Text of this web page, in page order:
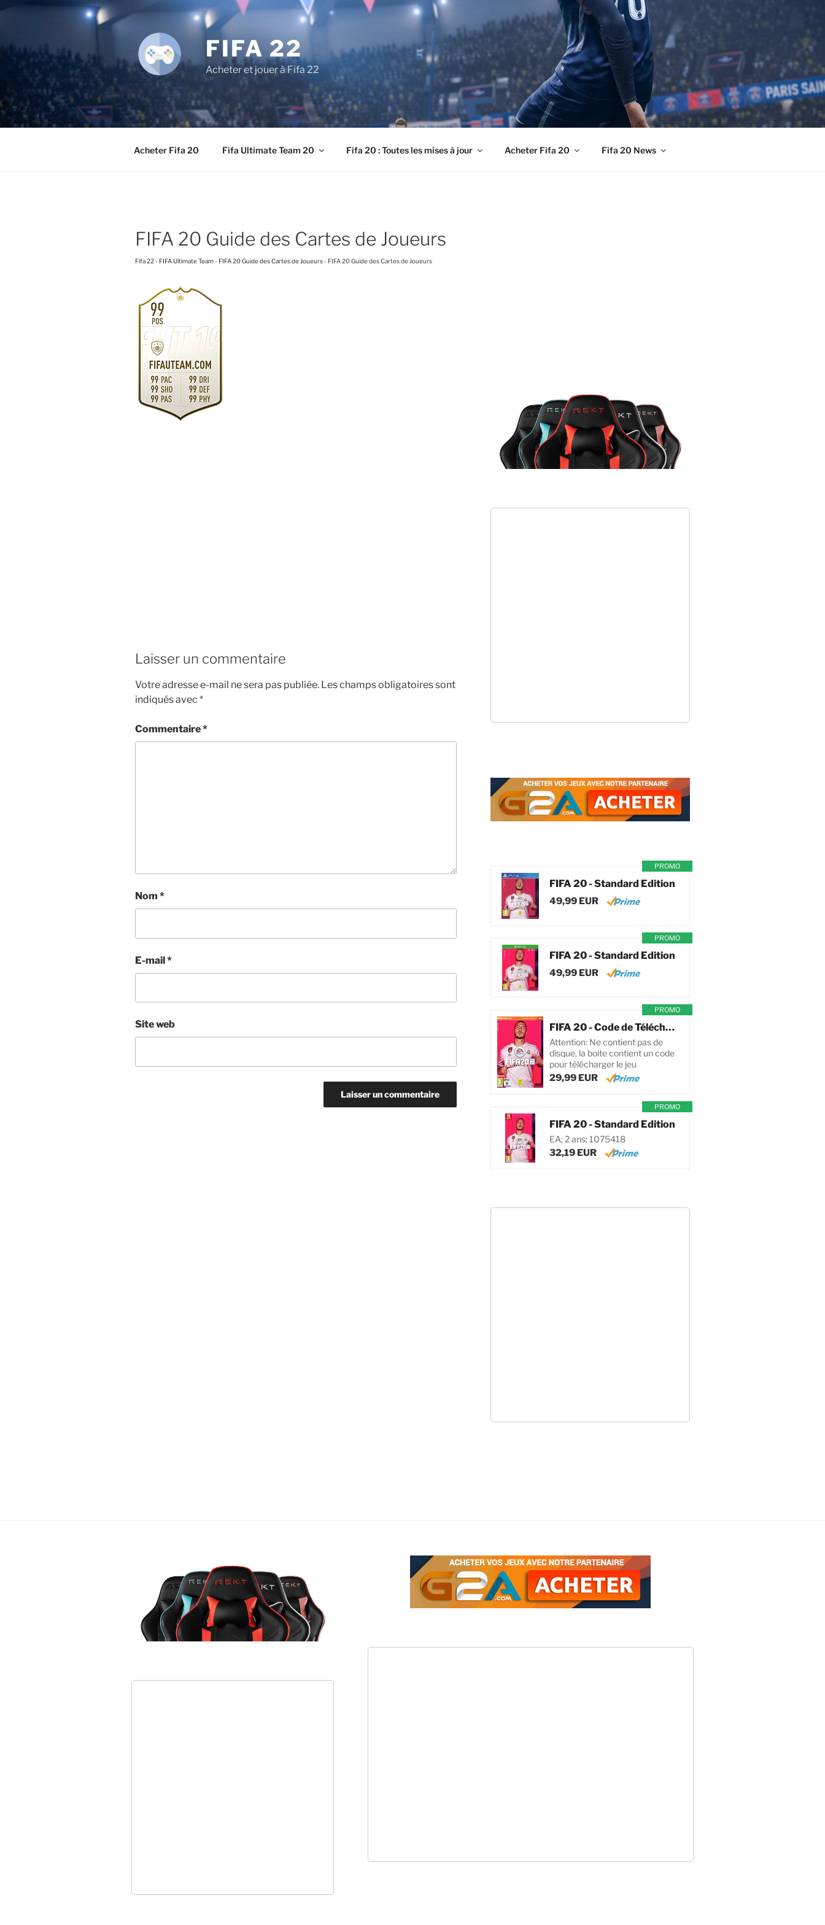
principal
FIFA 22
Acheter et jouer à Fifa 22
Acheter Fifa 20 Fifa Ultimate Team 20 Fifa 20 : Toutes les mises à jour Acheter Fifa 20 Fifa 20 News
FIFA 20 Guide des Cartes de Joueurs
Fifa 22- FIFA Ultimate Team- FIFA 20 Guide des Cartes de Joueurs- FIFA 20 Guide des Cartes de Joueurs
Laisser un commentaire
Votre adresse e-mail ne sera pas publiée. Les champs obligatoires sont
indiqués avec *
Commentaire*
Nom *
E-mail*
Site web
PROMO
FIFA 20 - Standard Edition
49,99 EUR
PROMO
FIFA 20 - Standard Edition
49,99 EUR
PROMO
FIFA 20 - Code de Téléchargement pour PC
Attention: Ne contient pas de
disque, la boite contient un code
pour télécharger le jeu
29,99 EUR
PROMO
FIFA 20 - Standard Edition
EA; 2 ans; 1075418
32,19 EUR